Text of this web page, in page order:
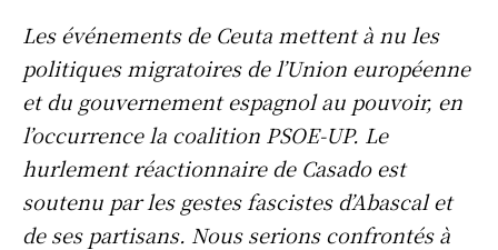
Les événements de Ceuta mettent à nu les
politiques migratoires de l’Union européenne
et du gouvernement espagnol au pouvoir, en
l’occurrence la coalition PSOE-UP. Le
hurlement réactionnaire de Casado est
soutenu par les gestes fascistes d’Abascal et
de ses partisans. Nous serions confrontés à